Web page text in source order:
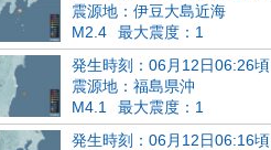
震源地：伊豆大島近海
M2.4
最大震度：1
発生時刻：06月12日06:26頃
震源地：福島県沖
M4.1
最大震度：1
発生時刻：06月12日06:16頃